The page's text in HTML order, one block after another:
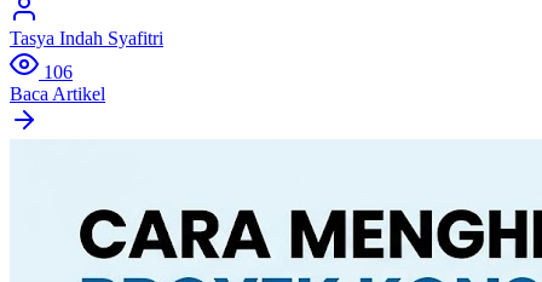
Tasya Indah Syafitri
106
Baca Artikel